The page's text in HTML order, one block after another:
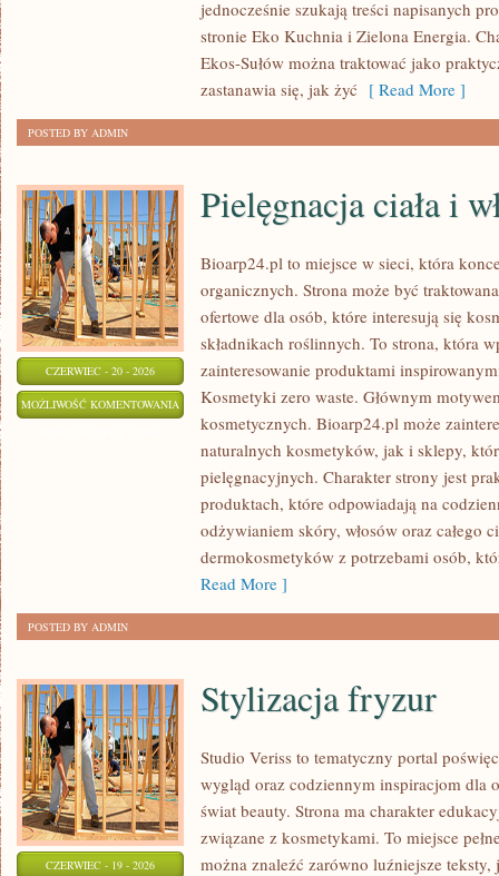
jednocześnie szukają treści napisanych
stronie Eko Kuchnia i Zielona Energia.
Ekos-Sułów można traktować jako
zastanawia się, jak żyć [ Read More ]
POSTED BY ADMIN
CZERWIEC - 20 - 2026
MOŻLIWOŚĆ KOMENTOWANIA PIELĘGNACJA
CIAŁA
WŁOSÓW
Pielęgnacja ciała i
Bioarp24.pl to miejsce w sieci, która
organicznych. Strona może być
ofertowe dla osób, które interesują się
składnikach roślinnych. To strona, która
zainteresowanie produktami
Kosmetyki zero waste. Głównym
kosmetycznych. Bioarp24.pl może
naturalnych kosmetyków, jak i sklepy,
pielęgnacyjnych. Charakter strony jest
produktach, które odpowiadają na
odżywianiem skóry, włosów oraz całego
dermokosmetyków z potrzebami osób,
Read More ]
POSTED BY ADMIN
CZERWIEC - 19 - 2026
Stylizacja fryzur
Studio Veriss to tematyczny portal
wygląd oraz codziennym inspiracjom dla
świat beauty. Strona ma charakter
związane z kosmetykami. To miejsce
można znaleźć zarówno luźniejsze